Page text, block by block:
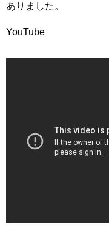
ありました。
YouTube